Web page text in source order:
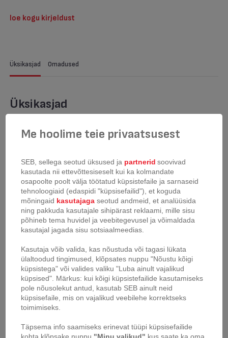
loe kogu kirjeldust
Üksikasjad Omadused
Üksikasjad
Delibake küpsetusvorm: edu magus maitse Jätke hüvasti kardetud
õhulisemate hõrgutiste küpsetamist, seda tänu eemaldatavale
koogivormi rõngale, mida on lihtne ära võtta, ja suurele servaga
põhjale, mis ei lase tainal üle voolata. Topeltpõhja saab kasutada ka
serveerimisalusena, nii et kooki ei ole vaja kuskile mujale tõsta! Kõige
krooniks on mittenakkuv kate lihtsaks puhastamiseks.
Kõrgekvaliteetne süsinikteras ning Saksa teadmised ja oskused -
Delibake küpsetusvorm on edu võti!
Omadused
Võib pesta
nõudepesumasinas
Sisemine
Lakitud
Me hoolime teie privaatsusest
SEB, sellega seotud üksused ja partnerid soovivad
kasutada nii ettevõttesiseselt kui ka kolmandate
osapoolte poolt välja töötatud küpsistefaile ja sarnaseid
tehnoloogiaid (edaspidi "küpsisefailid"), et koguda
mõningaid kasutajaga seotud andmeid, et analüüsida
ning pakkuda kasutajale sihipärast reklaami, mille sisu
põhineb tema huvidel ja veebitegevusel ja võimaldada
kasutajal jagada sisu sotsiaalmeedias.
Kasutaja võib valida, kas nõustuda või tagasi lükata
ülaltoodud tingimused, klõpsates nuppu "Nõustu kõigi
küpsistega" või valides valiku "Luba ainult vajalikud
küpsised". Märkus: kui kõigi küpsistefailide kasutamiseks
pole nõusolekut antud, kasutab SEB ainult neid
küpsisefaile, mis on vajalikud veebilehe korrektseks
toimimiseks.
Täpsema info saamiseks erinevat tüüpi küpsisefailide